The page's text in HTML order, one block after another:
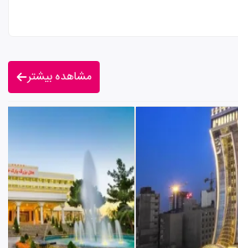
مشاهده بیشتر